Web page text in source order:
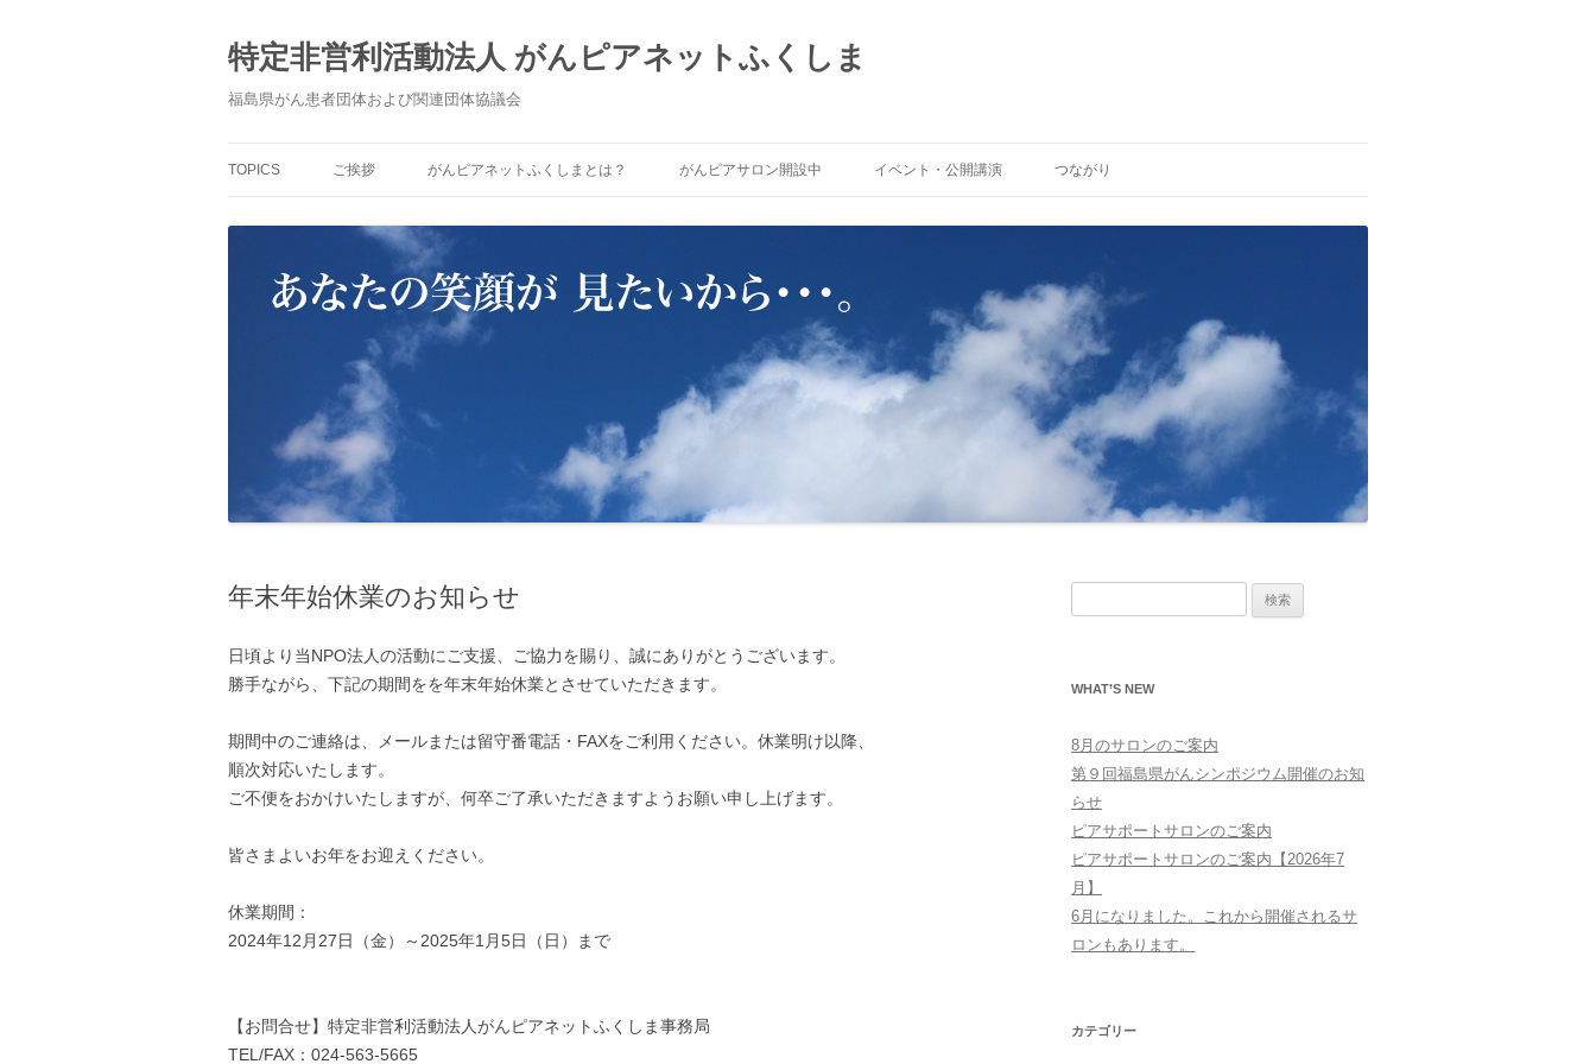
テ
ン
ツ
へ
ス
特定非営利活動法人 がんピアネットふくしま
福島県がん患者団体および関連団体協議会
TOPICS ご挨拶 がんピアネットふくしまとは？ がんピアサロン開設中 イベント・公開講演 つながり
がんの子どもを守る会 福島支部
独立行政法人 労働者健康福祉機
構 福島労災病院
年末年始休業のお知らせ
日頃より当NPO法人の活動にご支援、ご協力を賜り、誠にありがとうございます。
勝手ながら、下記の期間をを年末年始休業とさせていただきます。
期間中のご連絡は、メールまたは留守番電話・FAXをご利用ください。休業明け以降、
順次対応いたします。
ご不便をおかけいたしますが、何卒ご了承いただきますようお願い申し上げます。
皆さまよいお年をお迎えください。
休業期間：
2024年12月27日（金）～2025年1月5日（日）まで
【お問合せ】特定非営利活動法人がんピアネットふくしま事務局
TEL/FAX：024-563-5665
WHAT’S NEW
8月のサロンのご案内
第９回福島県がんシンポジウム開催のお知
らせ
ピアサポートサロンのご案内
ピアサポートサロンのご案内【2026年7
月】
6月になりました。これから開催されるサ
ロンもあります。
カテゴリー